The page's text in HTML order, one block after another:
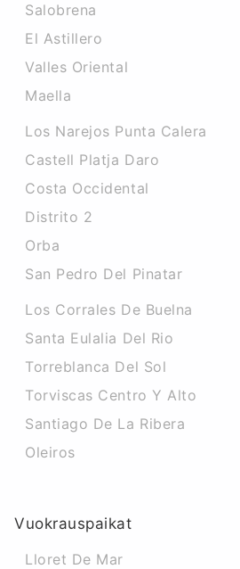
Salobrena
El Astillero
Valles Oriental
Maella
Los Narejos Punta Calera
Castell Platja Daro
Costa Occidental
Distrito 2
Orba
San Pedro Del Pinatar
Los Corrales De Buelna
Santa Eulalia Del Rio
Torreblanca Del Sol
Torviscas Centro Y Alto
Santiago De La Ribera
Oleiros
Vuokrauspaikat
Lloret De Mar